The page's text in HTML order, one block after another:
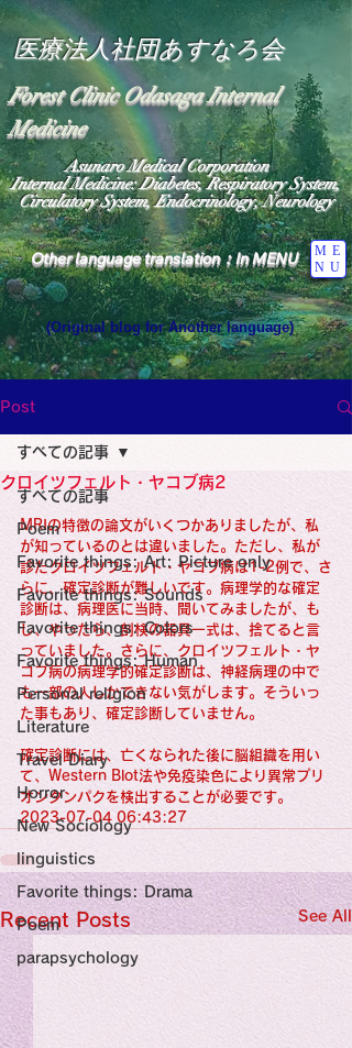
医療法人社団あすなろ会
Forest Clinic Odasaga Internal
Medicine
Other language translation：In MENU
ME
NU
Asunaro Medical Corporation
Internal Medicine: Diabetes, Respiratory System,
Circulatory System, Endocrinology, Neurology
(Original blog for Another language)
Heavens: Beyond the Universe: The World
the God of Light Resides"
Medicine Specialist
Specialist
Wide Blog
Medicine
Religion
Post
すべての記事
Poem
Favorite things: Art: Picture only
Favorite things: Sounds
Favorite things: Colors
Favorite things: Human
Personal religion
Literature
Travel Diary
Horror
New Sociology
linguistics
Favorite things: Drama
Poem
parapsychology
すべての記事
クロイツフェルト・ヤコブ病2
MRIの特徴の論文がいくつかありましたが、私
が知っているのとは違いました。ただし、私が
診たクロイツフェルト・ヤコブ病は1-2例で、さ
らに、確定診断が難しいです。病理学的な確定
診断は、病理医に当時、聞いてみましたが、も
し、やったら、剖検の器具一式は、捨てると言
っていました。さらに、クロイツフェルト・ヤ
コブ病の病理学的確定診断は、神経病理の中で
も一部の人しかできない気がします。そういっ
た事もあり、確定診断していません。
確定診断には、亡くなられた後に脳組織を用い
て、Western Blot法や免疫染色により異常プリ
オンタンパクを検出することが必要です。
2023-07-04 06:43:27
Recent Posts See All